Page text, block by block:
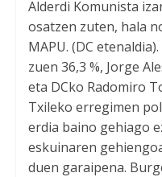
Alderdi Komunista
osatzen zuten, hala
MAPU. (DC
zuen 36,3 %, Jorge
eta DCko Radomiro
Txileko erregimen
erdia baino gehiago
eskuinaren
duen garaipena.